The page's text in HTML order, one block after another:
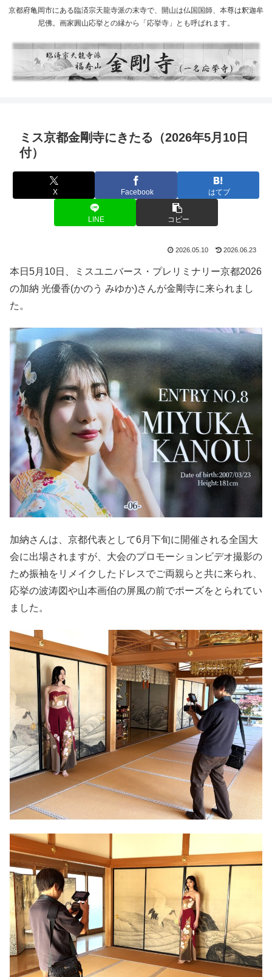
京都府亀岡市にある臨済宗天龍寺派の末寺で、開山は仏国国師、本尊は釈迦牟
尼佛。画家圓山応挙との縁から「応挙寺」とも呼ばれます。
ミス京都金剛寺にきたる（2026年5月10日
付）
X Facebook はてブ
LINE コピー
2026.05.10 2026.06.23
本日5月10日、ミスユニバース・プレリミナリー京都2026
の加納 光優香(かのう みゆか)さんが金剛寺に来られまし
た。
加納さんは、京都代表として6月下旬に開催される全国大
会に出場されますが、大会のプロモーションビデオ撮影の
ため振袖をリメイクしたドレスでご両親らと共に来られ、
応挙の波涛図や山本画伯の屏風の前でポーズをとられてい
ました。